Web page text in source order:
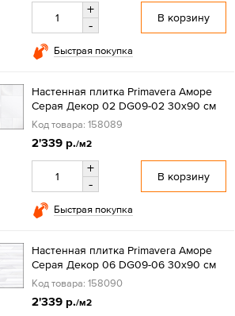
+
-
В корзину
Быстрая покупка
Настенная плитка Primavera Аморе
Серая Декор 02 DG09-02 30x90 см
Код товара: 158089
2'339 р./м2
+
-
В корзину
Быстрая покупка
Настенная плитка Primavera Аморе
Серая Декор 06 DG09-06 30x90 см
Код товара: 158090
2'339 р./м2